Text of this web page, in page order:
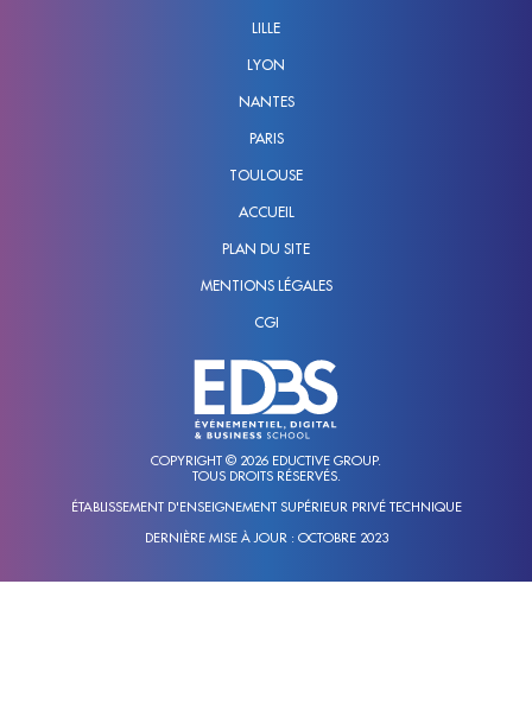
COPYRIGHT © 2026 EDUCTIVE GROUP.
TOUS DROITS RÉSERVÉS.
ÉTABLISSEMENT D'ENSEIGNEMENT SUPÉRIEUR PRIVÉ TECHNIQUE
DERNIÈRE MISE À JOUR : OCTOBRE 2023
LILLE
LYON
NANTES
PARIS
TOULOUSE
ACCUEIL
PLAN DU SITE
MENTIONS LÉGALES
CGI